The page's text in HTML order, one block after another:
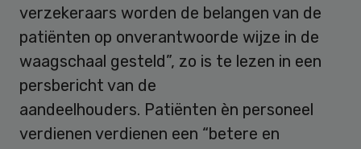
verzekeraars worden de belangen van de
patiënten op onverantwoorde wijze in de
waagschaal gesteld”, zo is te lezen in een
persbericht van de
aandeelhouders. Patiënten èn personeel
verdienen verdienen een “betere en